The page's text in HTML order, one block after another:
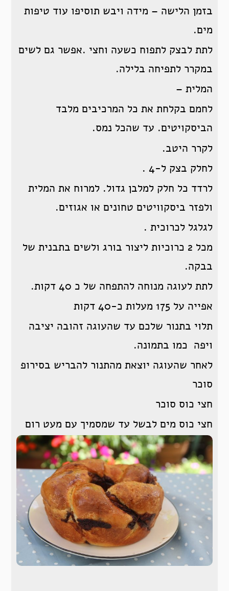
בזמן הלישה – מידה ויבש תוסיפו עוד טיפות
מים.
לתת לבצק לתפוח כשעה וחצי .אפשר גם לשים
במקרר לתפיחה בלילה.
המלית –
לחמם בקלחת את כל המרכיבים מלבד
הביסקויטים. עד שהכל נמס.
לקרר היטב.
לחלק בצק ל-4 .
לרדד כל חלק למלבן גדול. למרוח את המלית
ולפזר ביסקוויטים טחונים או אגוזים.
לגלגל לכרוכית .
מכל 2 כרוכיות ליצור בורג ולשים בתבנית של
בבקה.
לתת לעוגה מנוחה להתפחה של כ 40 דקות.
אפייה על 175 מעלות כ-40 דקות
תלוי בתנור שלכם עד שהעוגה זהובה יציבה
ויפה כמו בתמונה.
לאחר שהעוגה יוצאת מהתנור להבריש בסירופ
סוכר
חצי כוס סוכר
חצי כוס מים לבשל עד שמסמיך עם מעט רום